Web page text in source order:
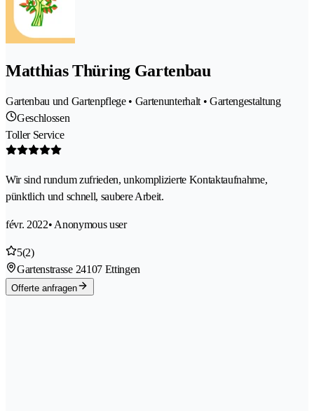
Matthias Thüring Gartenbau
Gartenbau und Gartenpflege • Gartenunterhalt • Gartengestaltung
Geschlossen
Toller Service
Wir sind rundum zufrieden, unkomplizierte Kontaktaufnahme,
pünktlich und schnell, saubere Arbeit.
févr. 2022• Anonymous user
5(2)
Gartenstrasse 24107 Ettingen
Offerte anfragen